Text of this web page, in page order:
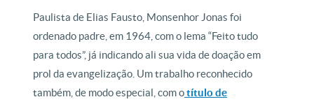
Paulista de Elias Fausto, Monsenhor Jonas foi
ordenado padre, em 1964, com o lema “Feito tudo
para todos”, já indicando ali sua vida de doação em
prol da evangelização. Um trabalho reconhecido
também, de modo especial, com otítulo de